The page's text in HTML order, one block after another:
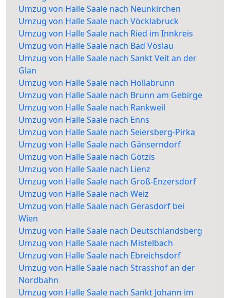
Umzug von Halle Saale nach Neunkirchen
Umzug von Halle Saale nach Vöcklabruck
Umzug von Halle Saale nach Ried im Innkreis
Umzug von Halle Saale nach Bad Vöslau
Umzug von Halle Saale nach Sankt Veit an der
Glan
Umzug von Halle Saale nach Hollabrunn
Umzug von Halle Saale nach Brunn am Gebirge
Umzug von Halle Saale nach Rankweil
Umzug von Halle Saale nach Enns
Umzug von Halle Saale nach Seiersberg-Pirka
Umzug von Halle Saale nach Gänserndorf
Umzug von Halle Saale nach Götzis
Umzug von Halle Saale nach Lienz
Umzug von Halle Saale nach Groß-Enzersdorf
Umzug von Halle Saale nach Weiz
Umzug von Halle Saale nach Gerasdorf bei
Wien
Umzug von Halle Saale nach Deutschlandsberg
Umzug von Halle Saale nach Mistelbach
Umzug von Halle Saale nach Ebreichsdorf
Umzug von Halle Saale nach Strasshof an der
Nordbahn
Umzug von Halle Saale nach Sankt Johann im